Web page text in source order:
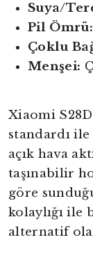
Suya/
Pil Ömrü:
Çoklu
Menşei:
Xiaomi
standardı
açık hava
taşınabilir
göre
kolaylığı ile
alternatif